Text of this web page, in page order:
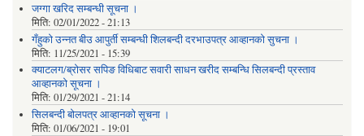
जग्गा खरिद सम्बन्धी सूचना ।
मिति: 02/01/2022 - 21:13
गँहुकाे उन्नत बीउ आपुर्ती सम्बन्धी शिलबन्दी दरभाउपत्र आव्हानकाे सुचना ।
मिति: 11/25/2021 - 15:39
क्याटलग/ब्रोसर सपिङ विधिबाट सवारी साधन खरीद सम्बन्धि सिलबन्दी प्रस्ताव
आव्हानको सूचना ।
मिति: 01/29/2021 - 21:14
सिलबन्दी बोलपत्र आव्हानको सूचना ।
मिति: 01/06/2021 - 19:01